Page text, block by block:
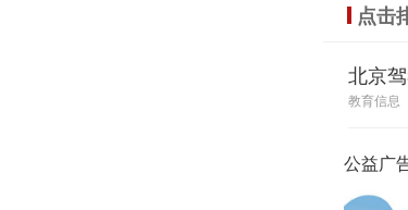
点击
北京
教育信息
公益广